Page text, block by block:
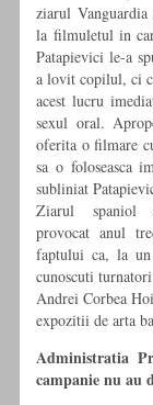
ziarul
la filmuletul in
Patapievici le-a
a lovit copilul, ci
acest lucru
sexul oral.
oferita o filmare
sa o foloseasca
subliniat
Ziarul spaniol
provocat anul
faptului ca, la
cunoscuti
Andrei Corbea
expozitii de arta
Administratia
campanie nu au